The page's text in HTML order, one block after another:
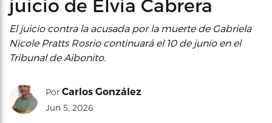
juicio de Elvia Cabrera
El juicio contra la acusada por la muerte de Gabriela
Nicole Pratts Rosrio continuará el 10 de junio en el
Tribunal de Aibonito.
Por Carlos González
Jun 5, 2026